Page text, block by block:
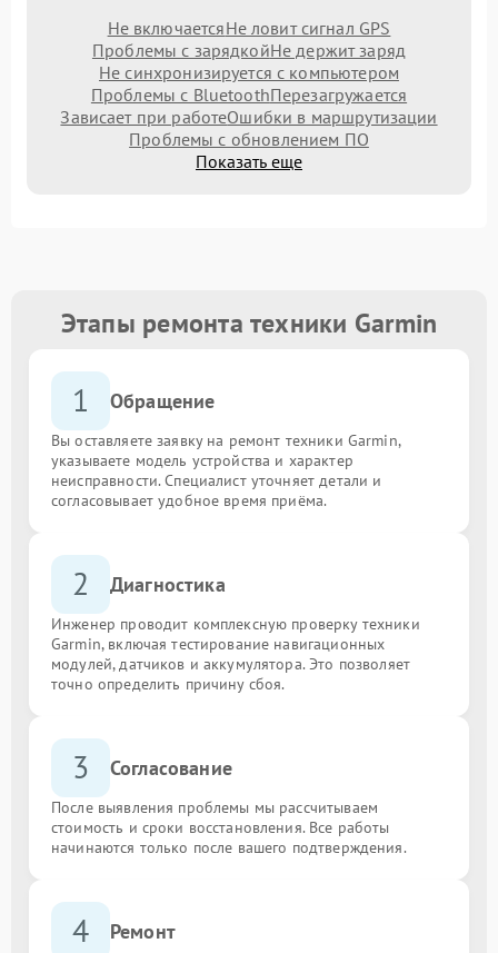
Не включаетсяНе ловит сигнал GPS
Проблемы с зарядкойНе держит заряд
Не синхронизируется с компьютером
Проблемы с BluetoothПерезагружается
Зависает при работеОшибки в маршрутизации
Проблемы с обновлением ПО
Показать еще
Этапы ремонта техники Garmin
1 Обращение
Вы оставляете заявку на ремонт техники Garmin,
указываете модель устройства и характер
неисправности. Специалист уточняет детали и
согласовывает удобное время приёма.
2 Диагностика
Инженер проводит комплексную проверку техники
Garmin, включая тестирование навигационных
модулей, датчиков и аккумулятора. Это позволяет
точно определить причину сбоя.
3 Согласование
После выявления проблемы мы рассчитываем
стоимость и сроки восстановления. Все работы
начинаются только после вашего подтверждения.
4 Ремонт